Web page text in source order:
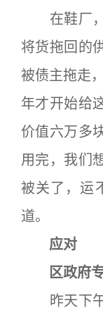
在鞋厂，
将货拖回的
被债主拖走
年才开始给
价值六万多
用完，我们
被关了，运
道。
应对
区政府
昨天下午